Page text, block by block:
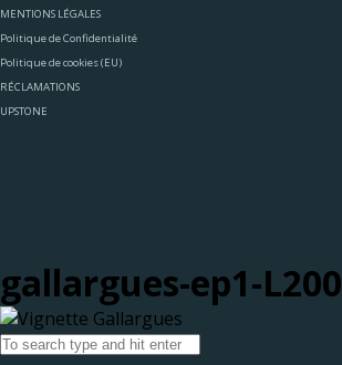
MENTIONS LÉGALES
Politique de Confidentialité
Politique de cookies (EU)
RÉCLAMATIONS
UPSTONE
gallargues-ep1-L200